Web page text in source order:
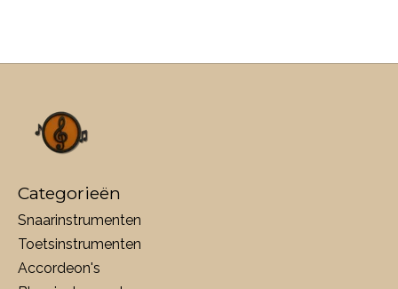
Categorieën
Snaarinstrumenten
Toetsinstrumenten
Accordeon's